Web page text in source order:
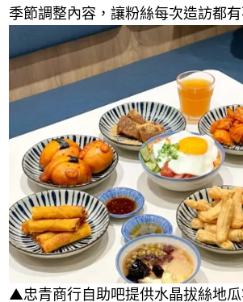
季節調整內容，讓粉絲每次造訪都有
▲忠青商行自助吧提供水晶拔絲地